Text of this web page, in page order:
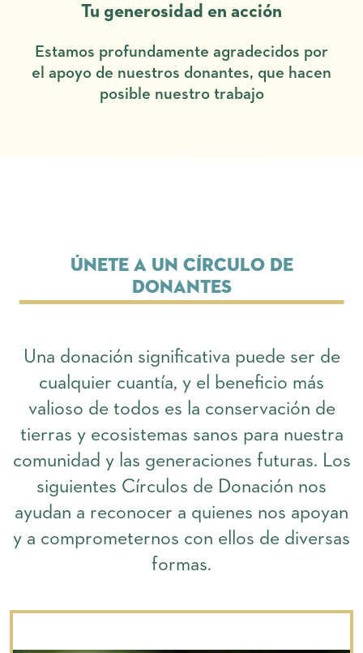
Tu generosidad en acción
Estamos profundamente agradecidos por
el apoyo de nuestros donantes, que hacen
posible nuestro trabajo
Únete a un Círculo de
Donantes
Una donación significativa puede ser de
cualquier cuantía, y el beneficio más
valioso de todos es la conservación de
tierras y ecosistemas sanos para nuestra
comunidad y las generaciones futuras. Los
siguientes Círculos de Donación nos
ayudan a reconocer a quienes nos apoyan
y a comprometernos con ellos de diversas
formas.